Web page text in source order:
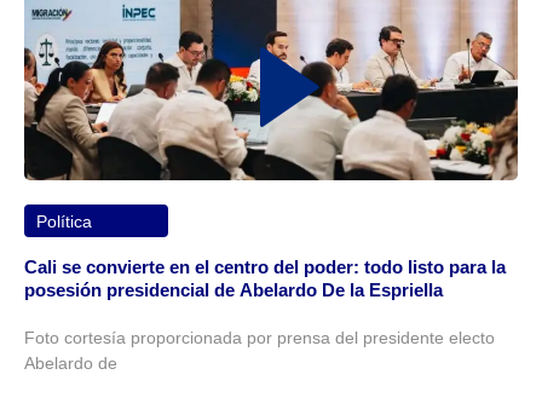
Política
Cali se convierte en el centro del poder: todo listo para la
posesión presidencial de Abelardo De la Espriella
Foto cortesía proporcionada por prensa del presidente electo
Abelardo de